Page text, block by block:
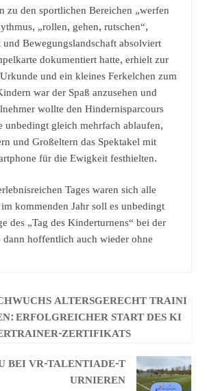
zu den sportlichen Bereichen „werfen
„rollen, gehen, rutschen“,
Bewegungslandschaft absolviert
dokumentiert hatte, erhielt zur
und ein kleines Ferkelchen zum
war der Spaß anzusehen und
wollte den Hindernisparcours
unbedingt gleich mehrfach ablaufen,
und Großeltern das Spektakel mit
für die Ewigkeit festhielten.
Tages waren sich alle
kommenden Jahr soll es unbedingt
des „Tag des Kinderturnens“ bei der
hoffentlich auch wieder ohne
ALTERSGERECHT TRAINI
ERFOLGREICHER START DES KI
ZERTIFIKATS
BEI VR-TALENTIADE-T
URNIEREN